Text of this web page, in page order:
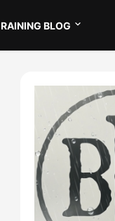
RAINING BLOG